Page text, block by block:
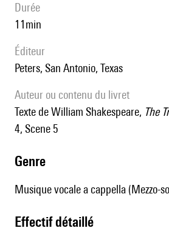
durée
11min
éditeur
Peters, San Antonio, Texas
Auteur ou contenu du livret
texte de William Shakespeare, The
4, Scene 5
genre
Musique vocale a cappella (Mezzo-
effectif détaillé